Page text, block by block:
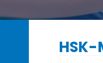
HSK-